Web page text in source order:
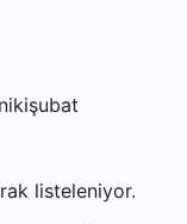
listeleniyor.